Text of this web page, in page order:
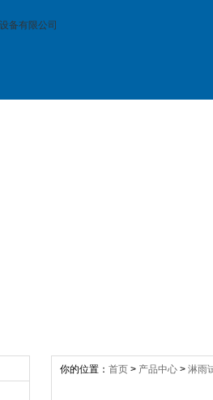
你的位置： 首页 > 产品中心 > 淋雨